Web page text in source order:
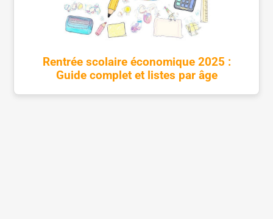
Rentrée scolaire économique 2025 :
Guide complet et listes par âge